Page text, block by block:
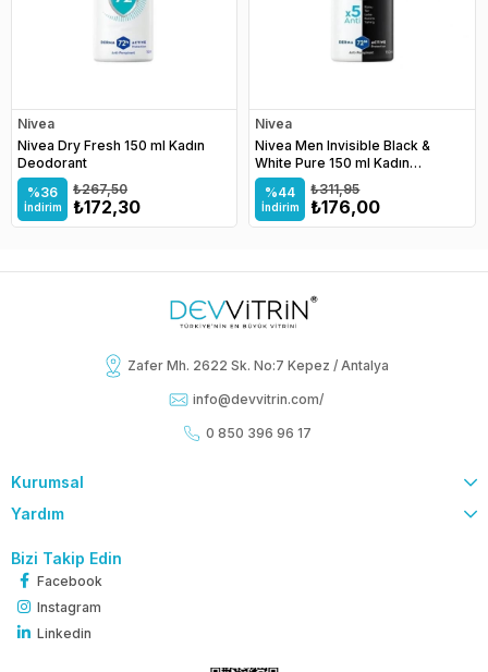
Nivea
Nivea Dry Fresh 150 ml Kadın
Deodorant
%36
İndirim ₺172,30
₺267,50
Nivea
Nivea Men Invisible Black &
White Pure 150 ml Kadın
Deodorant
%44
İndirim ₺176,00
₺311,95
Zafer Mh. 2622 Sk. No:7 Kepez / Antalya
info@devvitrin.com/
0 850 396 96 17
Kurumsal
Yardım
Bizi Takip Edin
Facebook
Instagram
Linkedin